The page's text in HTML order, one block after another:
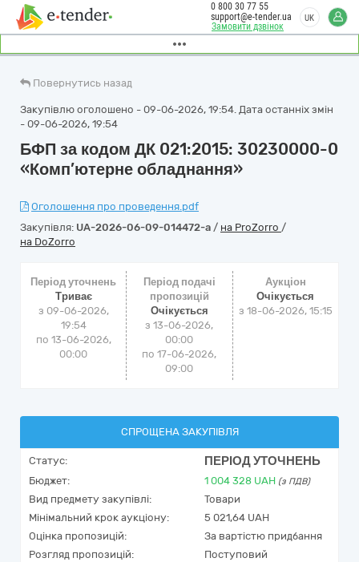
Замовити дзвінок
0 800 30 77 55
support@e-tender.ua
UK
Повернутись назад
Закупівлю оголошено - 09-06-2026, 19:54. Дата останніх змін
- 09-06-2026, 19:54
БФП за кодом ДК 021:2015: 30230000-0
«Комп’ютерне обладнання»
Оголошення про проведення.pdf
Закупівля: UA-2026-06-09-014472-a / на ProZorro /
на DoZorro
Період уточнень
Триває
з 09-06-2026,
19:54
по 13-06-2026,
00:00
Період подачі
пропозицій
Очікується
з 13-06-2026,
00:00
по 17-06-2026,
09:00
Аукціон
Очікується
з 18-06-2026, 15:15
СПРОЩЕНА ЗАКУПІВЛЯ
Статус: ПЕРІОД УТОЧНЕНЬ
Бюджет: 1 004 328 UAH (з ПДВ)
Вид предмету закупівлі:
Товари
Мінімальний крок аукціону:
5 021,64 UAH
Оцінка пропозицій:
За вартістю придбання
Розгляд пропозицій:
Поступовий